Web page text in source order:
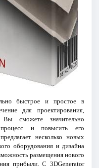
быстрое и простое в
для проектирования,
сможете значительно
и повысить его
несколько новых
оборудования и дизайна
размещения нового
прибыли. С 3DGenerator